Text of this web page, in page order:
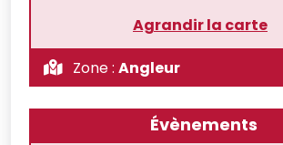
Agrandir la carte
Zone : Angleur
Évènements